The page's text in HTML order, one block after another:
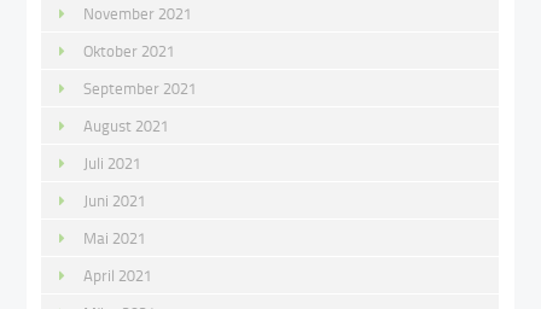
November 2021
Oktober 2021
September 2021
August 2021
Juli 2021
Juni 2021
Mai 2021
April 2021